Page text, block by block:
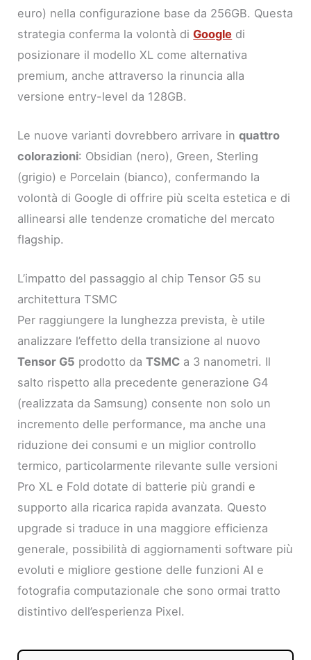
euro) nella configurazione base da 256GB. Questa
strategia conferma la volontà diGoogle di
posizionare il modello XL come alternativa
premium, anche attraverso la rinuncia alla
versione entry-level da 128GB.
Le nuove varianti dovrebbero arrivare inquattro
colorazioni: Obsidian (nero), Green, Sterling
(grigio) e Porcelain (bianco), confermando la
volontà di Google di offrire più scelta estetica e di
allinearsi alle tendenze cromatiche del mercato
flagship.
L’impatto del passaggio al chip Tensor G5 su
architettura TSMC
Per raggiungere la lunghezza prevista, è utile
analizzare l’effetto della transizione al nuovo
Tensor G5 prodotto daTSMC a 3 nanometri. Il
salto rispetto alla precedente generazione G4
(realizzata da Samsung) consente non solo un
incremento delle performance, ma anche una
riduzione dei consumi e un miglior controllo
termico, particolarmente rilevante sulle versioni
Pro XL e Fold dotate di batterie più grandi e
supporto alla ricarica rapida avanzata. Questo
upgrade si traduce in una maggiore efficienza
generale, possibilità di aggiornamenti software più
evoluti e migliore gestione delle funzioni AI e
fotografia computazionale che sono ormai tratto
distintivo dell’esperienza Pixel.